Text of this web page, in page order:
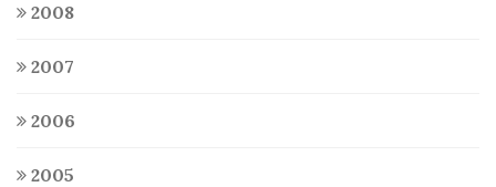
2008
2007
2006
2005